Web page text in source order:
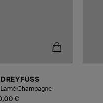
€
Champagne